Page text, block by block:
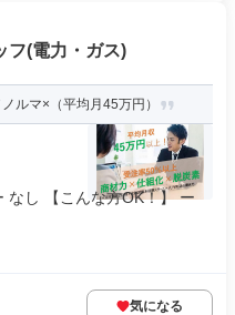
フ(電力・ガス)
ルマ×（平均月45万円）
なし 【こんな方OK！】 ー
気になる